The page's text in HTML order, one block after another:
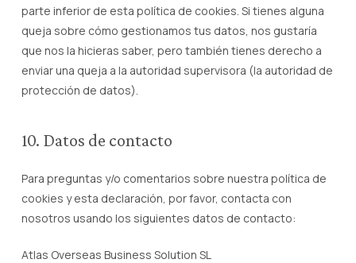
parte inferior de esta política de cookies. Si tienes alguna
queja sobre cómo gestionamos tus datos, nos gustaría
que nos la hicieras saber, pero también tienes derecho a
enviar una queja a la autoridad supervisora (la autoridad de
protección de datos).
10. Datos de contacto
Para preguntas y/o comentarios sobre nuestra política de
cookies y esta declaración, por favor, contacta con
nosotros usando los siguientes datos de contacto:
Atlas Overseas Business Solution SL